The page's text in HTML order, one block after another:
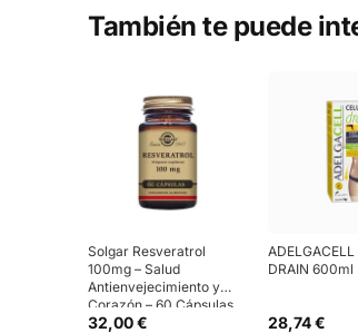
También te puede
Solgar Resveratrol
100mg – Salud
Antienvejecimiento y
Corazón – 60 Cápsulas
32,00 €
DRAIN 600ml
28,74 €